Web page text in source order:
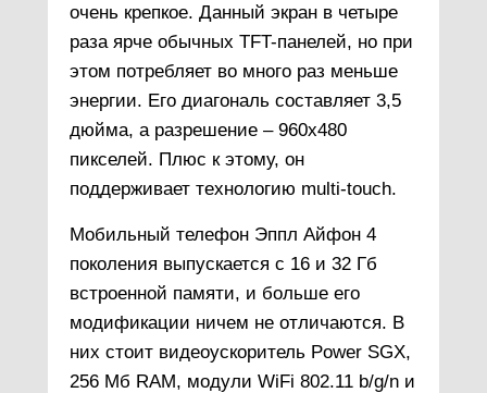
очень крепкое. Данный экран в четыре
раза ярче обычных TFT-панелей, но при
этом потребляет во много раз меньше
энергии. Его диагональ составляет 3,5
дюйма, а разрешение – 960х480
пикселей. Плюс к этому, он
поддерживает технологию multi-touch.
Мобильный телефон Эппл Айфон 4
поколения выпускается с 16 и 32 Гб
встроенной памяти, и больше его
модификации ничем не отличаются. В
них стоит видеоускоритель Power SGX,
256 Мб RAM, модули WiFi 802.11 b/g/n и